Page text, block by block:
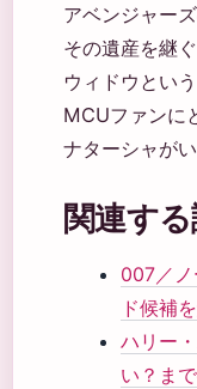
アベンジャー
その遺産を継
ウィドウとい
MCUファンに
ナターシャが
関連す
007／
ド候補
ハリー
い？ま